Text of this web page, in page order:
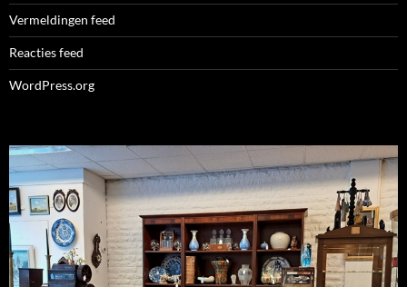
Vermeldingen feed
Reacties feed
WordPress.org